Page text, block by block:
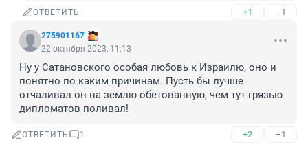
ОТВЕТИТЬ +1 –1
275901167
22 октября 2023, 11:13
Ну у Сатановского особая любовь к Израилю, оно и
понятно по каким причинам. Пусть бы лучше
отчаливал он на землю обетованную, чем тут грязью
дипломатов поливал!
ОТВЕТИТЬ 1 +2 –1